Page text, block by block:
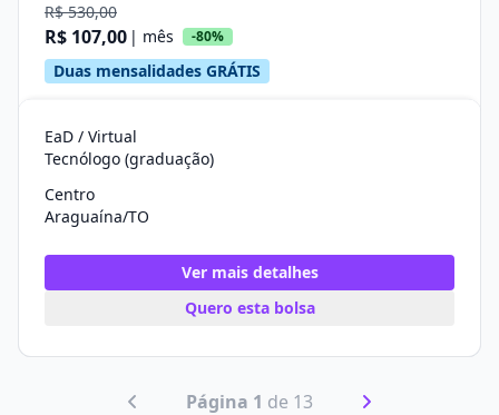
R$ 530,00
R$ 107,00 | mês -80%
Duas mensalidades GRÁTIS
EaD / Virtual
Tecnólogo (graduação)
Centro
Araguaína/TO
Ver mais detalhes
Quero esta bolsa
Página 1 de 13